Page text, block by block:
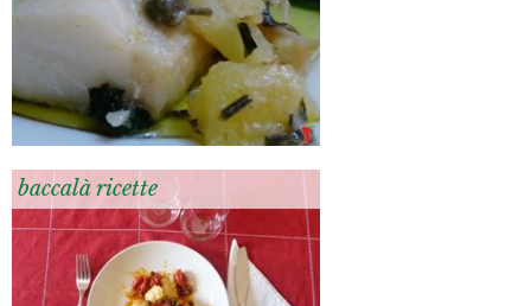
baccalà ricette